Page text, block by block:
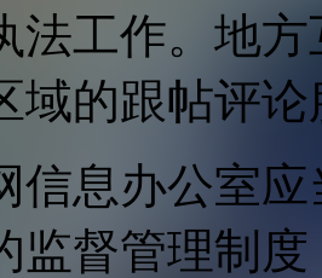
法工作。地
域的跟帖评
信息办公室
监督管理制